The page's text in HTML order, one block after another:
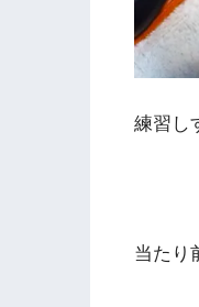
練習し
当たり